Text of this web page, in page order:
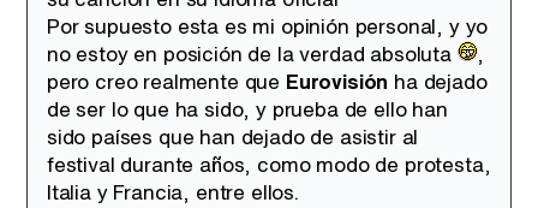
Por supuesto esta es mi opinión personal, y yo
no estoy en posición de la verdad absoluta
,
pero creo realmente que Eurovisión ha dejado
de ser lo que ha sido, y prueba de ello han
sido países que han dejado de asistir al
festival durante años, como modo de protesta,
Italia y Francia, entre ellos.